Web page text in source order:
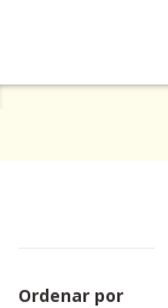
Ordenar por